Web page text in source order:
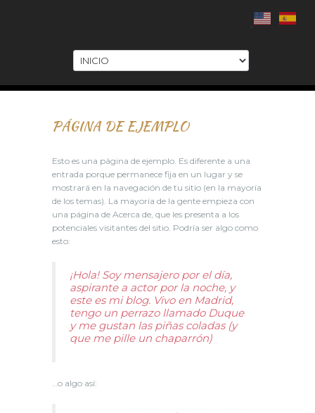
.
PÁGINA DE EJEMPLO
Esto es una página de ejemplo. Es diferente a una
entrada porque permanece fija en un lugar y se
mostrará en la navegación de tu sitio (en la mayoría
de los temas). La mayoría de la gente empieza con
una página de Acerca de, que les presenta a los
potenciales visitantes del sitio. Podría ser algo como
esto:
¡Hola! Soy mensajero por el día,
aspirante a actor por la noche, y
este es mi blog. Vivo en Madrid,
tengo un perrazo llamado Duque
y me gustan las piñas coladas (y
que me pille un chaparrón)
…o algo así: